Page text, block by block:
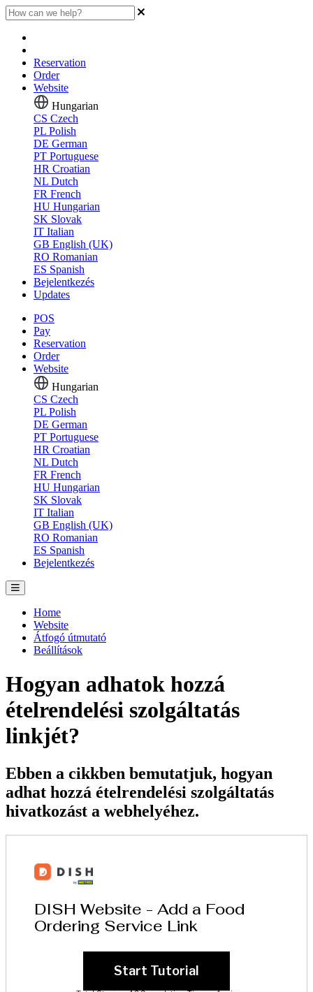
Reservation
Order
Website
Hungarian
CS Czech
PL Polish
DE German
PT Portuguese
HR Croatian
NL Dutch
FR French
HU Hungarian
SK Slovak
IT Italian
GB English (UK)
RO Romanian
ES Spanish
Bejelentkezés
Updates
POS
Pay
Reservation
Order
Website
Hungarian
CS Czech
PL Polish
DE German
PT Portuguese
HR Croatian
NL Dutch
FR French
HU Hungarian
SK Slovak
IT Italian
GB English (UK)
RO Romanian
ES Spanish
Bejelentkezés
Home
Website
Átfogó útmutató
Beállítások
Hogyan adhatok hozzá
ételrendelési szolgáltatás
linkjét?
Ebben a cikkben bemutatjuk, hogyan
adhat hozzá ételrendelési szolgáltatás
hivatkozást a webhelyéhez.